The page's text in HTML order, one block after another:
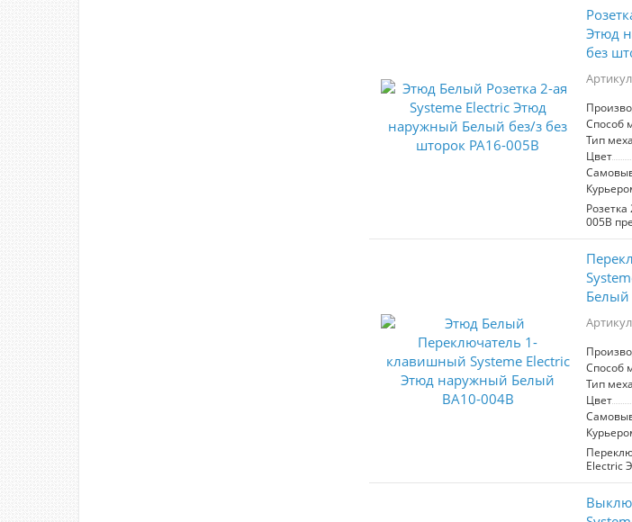
в
сетей с
до 10А,
и
белом
данный
вашего
Этюд
без
Способ
Тип
Цвет
005B
в жилых
Белый
Способ
Тип
Цвет
Electric
004B,
доме.